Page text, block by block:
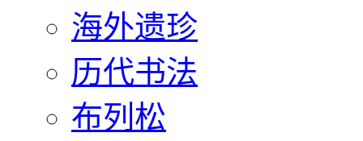
海外遗珍
历代书法
布列松